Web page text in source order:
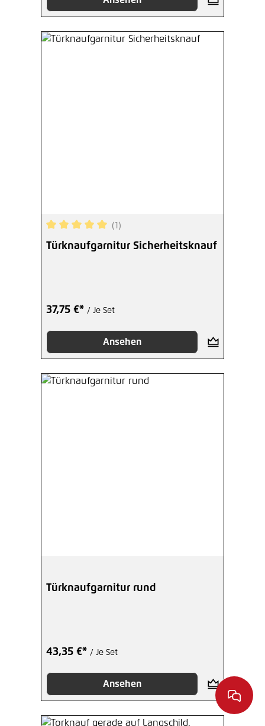
Durchschnittliche Bewertung von 5 von 5
(1)
Türknaufgarnitur Sicherheitsknauf
37,75 €* / Je Set
Ansehen
Türknaufgarnitur rund
43,35 €* / Je Set
Ansehen